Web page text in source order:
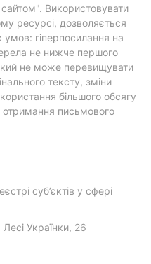
сайтом". Використовувати
ресурсі, дозволяється
гіперпосилання на
не нижче першого
не може перевищувати
тексту, зміни
більшого обсягу
письмового
суб’єктів у сфері
Українки, 26